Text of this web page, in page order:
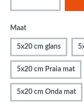
Maat
5x20 cm glans
5x20 cm Praia mat
5x20 cm Onda mat